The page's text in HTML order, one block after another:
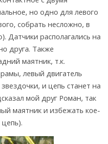
но одно для левого
собрать несложно, в
Датчики располагались на
друга. Также
маятник, т.к.
левый двигатель
и цепь станет на
мой друг Роман, так
маятник и избежать кое-